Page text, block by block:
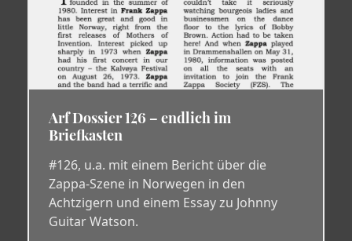
Arf Dossier 126 – endlich im
Briefkasten
#126, u.a. mit einem Bericht über die
Zappa-Szene in Norwegen in den
Achtzigern und einem Essay zu Johnny
Guitar Watson.